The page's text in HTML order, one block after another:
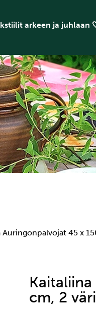
arkeen ja juhlaan
Auringonpalvojat 45 x
cm, 2